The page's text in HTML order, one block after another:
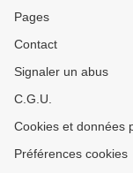
Pages
Contact
Signaler un abus
C.G.U.
Cookies et données
Préférences cookies